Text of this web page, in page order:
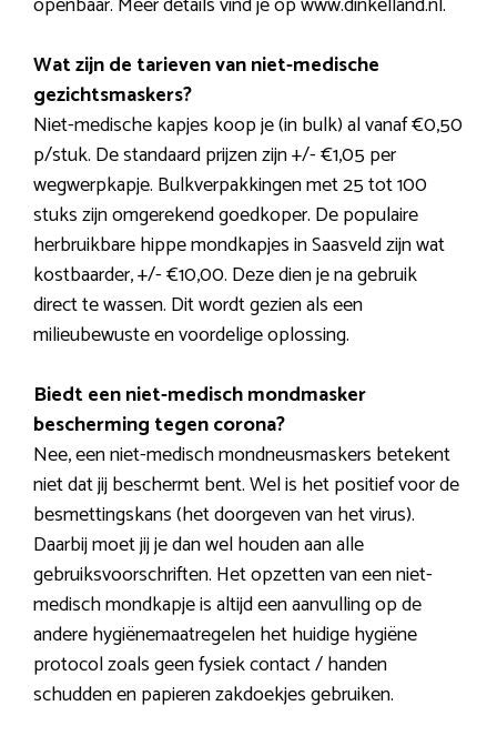
Wat zijn de tarieven van niet-medische
gezichtsmaskers?
Niet-medische kapjes koop je (in bulk) al vanaf €0,50
p/stuk. De standaard prijzen zijn +/- €1,05 per
wegwerpkapje. Bulkverpakkingen met 25 tot 100
stuks zijn omgerekend goedkoper. De populaire
herbruikbare hippe mondkapjes in Saasveld zijn wat
kostbaarder, +/- €10,00. Deze dien je na gebruik
direct te wassen. Dit wordt gezien als een
milieubewuste en voordelige oplossing.
Biedt een niet-medisch mondmasker
bescherming tegen corona?
Nee, een niet-medisch mondneusmaskers betekent
niet dat jij beschermt bent. Wel is het positief voor de
besmettingskans (het doorgeven van het virus).
Daarbij moet jij je dan wel houden aan alle
gebruiksvoorschriften. Het opzetten van een niet-
medisch mondkapje is altijd een aanvulling op de
andere hygiënemaatregelen het huidige hygiëne
protocol zoals geen fysiek contact / handen
schudden en papieren zakdoekjes gebruiken.